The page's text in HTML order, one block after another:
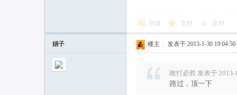
回复 支持 反对
娟子 楼主 发表于 2013-1-30 19:04:50
敢打必胜 发表于 2013-
路过，顶一下